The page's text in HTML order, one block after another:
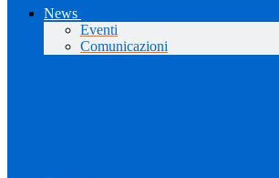
News
Eventi
Comunicazioni